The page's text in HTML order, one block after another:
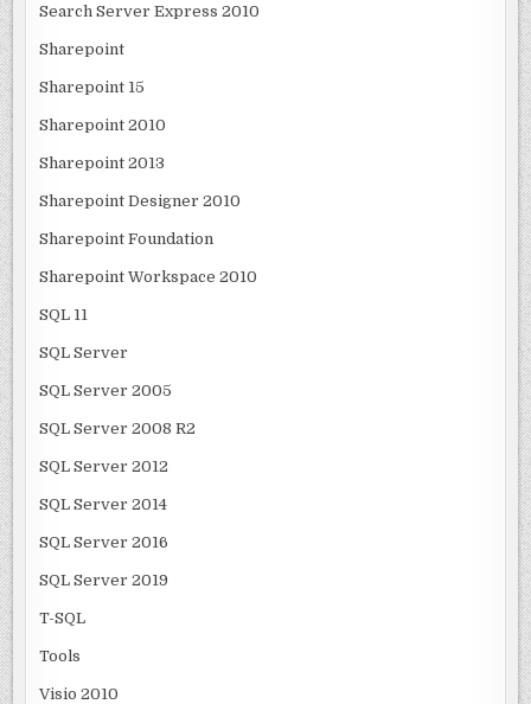
Search Server Express 2010
Sharepoint
Sharepoint 15
Sharepoint 2010
Sharepoint 2013
Sharepoint Designer 2010
Sharepoint Foundation
Sharepoint Workspace 2010
SQL 11
SQL Server
SQL Server 2005
SQL Server 2008 R2
SQL Server 2012
SQL Server 2014
SQL Server 2016
SQL Server 2019
T-SQL
Tools
Visio 2010